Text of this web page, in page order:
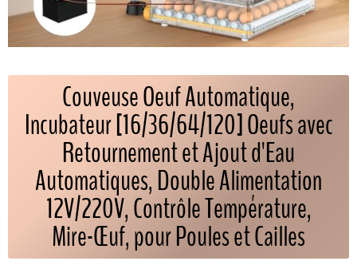
Couveuse Oeuf Automatique,
Incubateur [16/36/64/120] Oeufs avec
Retournement et Ajout d'Eau
Automatiques, Double Alimentation
12V/220V, Contrôle Température,
Mire-Œuf, pour Poules et Cailles